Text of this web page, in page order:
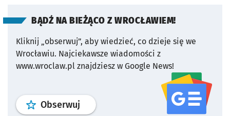
BĄDŹ NA BIEŻĄCO Z WROCŁAWIEM!
Kliknij „obserwuj”, aby wiedzieć, co dzieje się we
Wrocławiu. Najciekawsze wiadomości z
www.wroclaw.pl znajdziesz w Google News!
Obserwuj profil serwisu